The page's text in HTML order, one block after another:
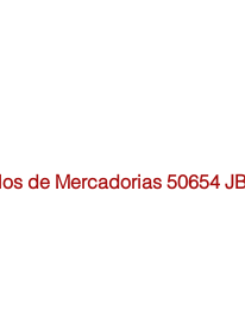
de Mercadorias 50654